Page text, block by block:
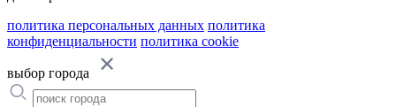
политика персональных данных политика
конфиденциальности политика cookie
выбор города